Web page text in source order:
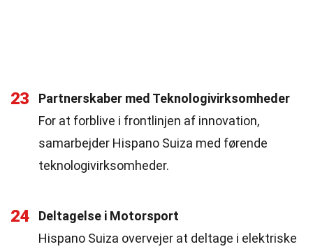
23
Partnerskaber med Teknologivirksomheder
For at forblive i frontlinjen af innovation,
samarbejder Hispano Suiza med førende
teknologivirksomheder.
24
Deltagelse i Motorsport
Hispano Suiza overvejer at deltage i elektriske